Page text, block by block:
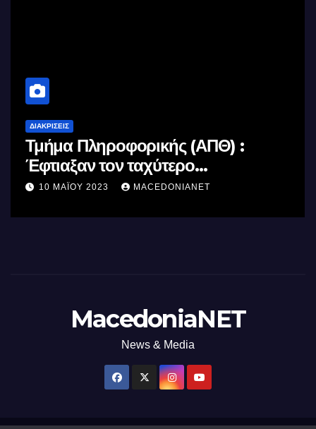
ΔΙΑΚΡΊΣΕΙΣ
Τμήμα Πληροφορικής (ΑΠΘ) :
Έφτιαξαν τον ταχύτερο
επεξεργαστή AI στον κόσμο με τη
10 ΜΑΪ́ΟΥ 2023 MACEDONIANET
MacedoniaNET
News & Media